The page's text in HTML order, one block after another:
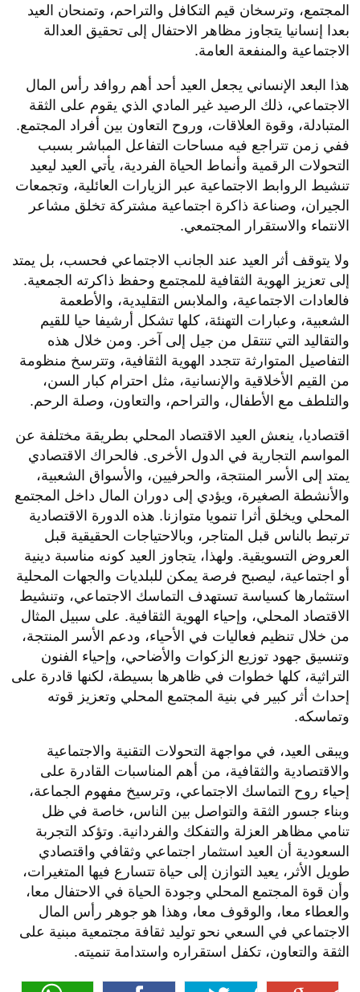
المجتمع، وترسخان قيم التكافل والتراحم، وتمنحان العيد
بعدا إنسانيا يتجاوز مظاهر الاحتفال إلى تحقيق العدالة
الاجتماعية والمنفعة العامة.
هذا البعد الإنساني يجعل العيد أحد أهم روافد رأس المال
الاجتماعي، ذلك الرصيد غير المادي الذي يقوم على الثقة
المتبادلة، وقوة العلاقات، وروح التعاون بين أفراد المجتمع.
ففي زمن تتراجع فيه مساحات التفاعل المباشر بسبب
التحولات الرقمية وأنماط الحياة الفردية، يأتي العيد ليعيد
تنشيط الروابط الاجتماعية عبر الزيارات العائلية، وتجمعات
الجيران، وصناعة ذاكرة اجتماعية مشتركة تخلق مشاعر
الانتماء والاستقرار المجتمعي.
ولا يتوقف أثر العيد عند الجانب الاجتماعي فحسب، بل يمتد
إلى تعزيز الهوية الثقافية للمجتمع وحفظ ذاكرته الجمعية.
فالعادات الاجتماعية، والملابس التقليدية، والأطعمة
الشعبية، وعبارات التهنئة، كلها تشكل أرشيفا حيا للقيم
والتقاليد التي تنتقل من جيل إلى آخر. ومن خلال هذه
التفاصيل المتوارثة تتجدد الهوية الثقافية، وتترسخ منظومة
من القيم الأخلاقية والإنسانية، مثل احترام كبار السن،
والتلطف مع الأطفال، والتراحم، والتعاون، وصلة الرحم.
اقتصاديا، ينعش العيد الاقتصاد المحلي بطريقة مختلفة عن
المواسم التجارية في الدول الأخرى. فالحراك الاقتصادي
يمتد إلى الأسر المنتجة، والحرفيين، والأسواق الشعبية،
والأنشطة الصغيرة، ويؤدي إلى دوران المال داخل المجتمع
المحلي ويخلق أثرا تنمويا متوازنا. هذه الدورة الاقتصادية
ترتبط بالناس قبل المتاجر، وبالاحتياجات الحقيقية قبل
العروض التسويقية. ولهذا، يتجاوز العيد كونه مناسبة دينية
أو اجتماعية، ليصبح فرصة يمكن للبلديات والجهات المحلية
استثمارها كسياسة تستهدف التماسك الاجتماعي، وتنشيط
الاقتصاد المحلي، وإحياء الهوية الثقافية. على سبيل المثال
من خلال تنظيم فعاليات في الأحياء، ودعم الأسر المنتجة،
وتنسيق جهود توزيع الزكوات والأضاحي، وإحياء الفنون
التراثية، كلها خطوات في ظاهرها بسيطة، لكنها قادرة على
إحداث أثر كبير في بنية المجتمع المحلي وتعزيز قوته
وتماسكه.
ويبقى العيد، في مواجهة التحولات التقنية والاجتماعية
والاقتصادية والثقافية، من أهم المناسبات القادرة على
إحياء روح التماسك الاجتماعي، وترسيخ مفهوم الجماعة،
وبناء جسور الثقة والتواصل بين الناس، خاصة في ظل
تنامي مظاهر العزلة والتفكك والفردانية. وتؤكد التجربة
السعودية أن العيد استثمار اجتماعي وثقافي واقتصادي
طويل الأثر، يعيد التوازن إلى حياة تتسارع فيها المتغيرات،
وأن قوة المجتمع المحلي وجودة الحياة في الاحتفال معا،
والعطاء معا، والوقوف معا، وهذا هو جوهر رأس المال
الاجتماعي في السعي نحو توليد ثقافة مجتمعية مبنية على
الثقة والتعاون، تكفل استقراره واستدامة تنميته.